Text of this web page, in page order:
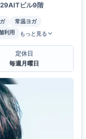
29AITビル9階
常温ヨガ
利用 もっと見る
定休日
毎週月曜日